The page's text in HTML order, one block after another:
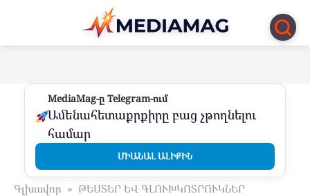
Перейти
контенту
MediaMag-ը Telegram-ում
Ամենահետաքրքիրը բաց չթողնելու
համար
ՄԻԱՆԱԼ ԱԼԻՔԻՆ
Գլխավոր » ԹԵՍՏԵՐ ԵՎ ԳԼՈՒԽԿՈՏՐՈՒԿՆԵՐ